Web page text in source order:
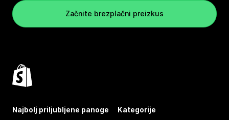
Začnite brezplačni preizkus
Najbolj priljubljene panoge Kategorije